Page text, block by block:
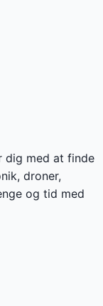
dig med at finde
droner,
og tid med